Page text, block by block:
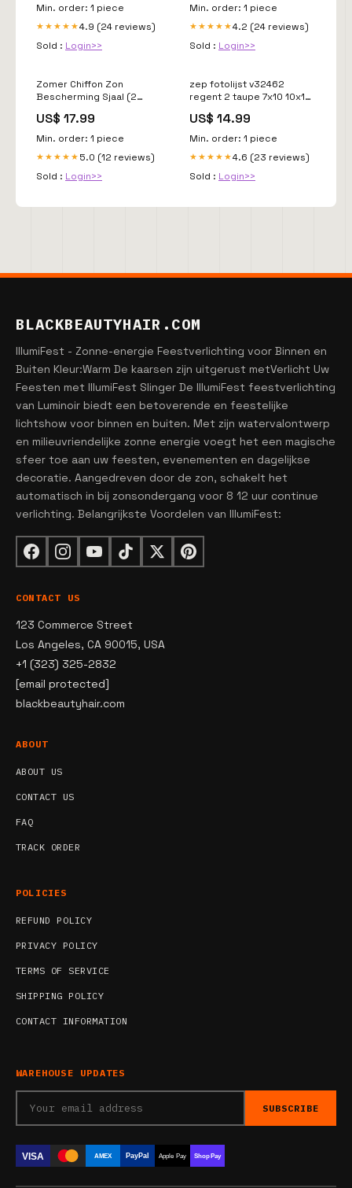
Min. order: 1 piece
★★★★★4.9 (24 reviews)
Sold : Login>>
Min. order: 1 piece
★★★★★4.2 (24 reviews)
Sold : Login>>
Zomer Chiffon Zon
Bescherming Sjaal (2
US$ 17.99
Min. order: 1 piece
★★★★★ 5.0 (12 reviews)
Sold : Login>>
zep fotolijst v32462
regent 2 taupe 7x10 10x15
US$ 14.99
Min. order: 1 piece
★★★★★4.6 (23 reviews)
Sold : Login>>
BLACKBEAUTYHAIR.COM
IllumiFest - Zonne-energie Feestverlichting voor Binnen en
Buiten Kleur:Warm De kaarsen zijn uitgerust metVerlicht Uw
Feesten met IllumiFest Slinger De IllumiFest feestverlichting
van Luminoir biedt een betoverende en feestelijke
lichtshow voor binnen en buiten. Met zijn watervalontwerp
en milieuvriendelijke zonne energie voegt het een magische
sfeer toe aan uw feesten, evenementen en dagelijkse
decoratie. Aangedreven door de zon, schakelt het
automatisch in bij zonsondergang voor 8 12 uur continue
verlichting. Belangrijkste Voordelen van IllumiFest:
CONTACT US
123 Commerce Street
Los Angeles, CA 90015, USA
+1 (323) 325-2832
[email protected]
blackbeautyhair.com
ABOUT
ABOUT US
CONTACT US
FAQ
TRACK ORDER
POLICIES
REFUND POLICY
PRIVACY POLICY
TERMS OF SERVICE
SHIPPING POLICY
CONTACT INFORMATION
WAREHOUSE UPDATES
SUBSCRIBE
VISA AMEX PayPal Apple Pay Shop Pay